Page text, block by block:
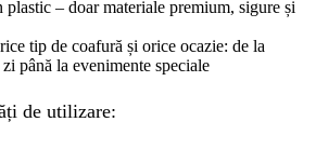
plastic – doar materiale premium, sigure și
tip de coafură și orice ocazie: de la
până la evenimente speciale
de utilizare: